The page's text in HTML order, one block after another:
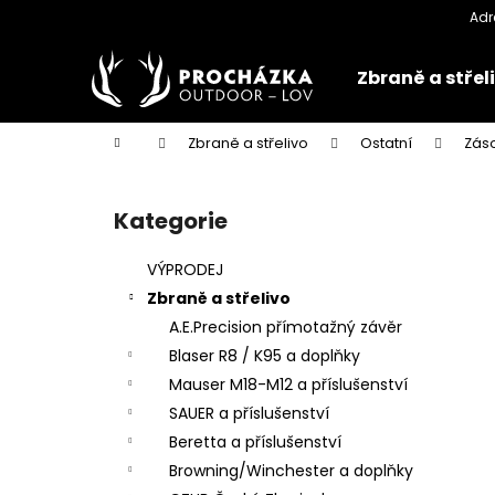
Zbraně a
Domů Zbraně a střelivo Ostatní
Přeskočit
kategorie
Kategorie
VÝPRODEJ
Zbraně a střelivo
A.E.Precision přímotažný závěr
Blaser R8 / K95 a doplňky
Mauser M18-M12 a příslušenství
SAUER a příslušenství
Beretta a příslušenství
Browning/Winchester a doplňky
k
Zpět
obchodu
Zpět
obchodu